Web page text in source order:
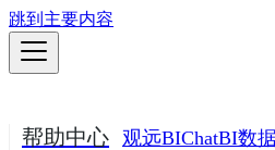
跳到主要内容
帮助中心 观远BIChatBI数